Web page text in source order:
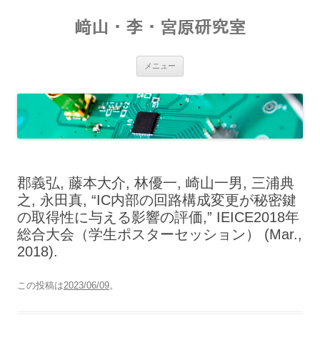
プ
﨑山・李・宮原研究室
メニュー
郡義弘, 藤本大介, 林優一, 崎山一男, 三浦典
之, 永田真, “IC内部の回路構成変更が秘密鍵
の取得性に与える影響の評価,” IEICE2018年
総合大会（学生ポスターセッション） (Mar.,
2018).
この投稿は2023/06/09。